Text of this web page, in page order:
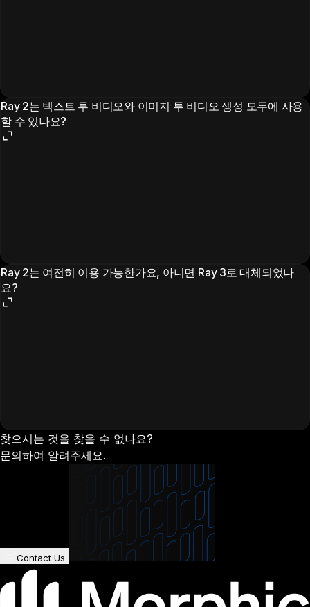
Ray 2는 텍스트 투 비디오와 이미지 투 비디오 생성 모두에 사용
할 수 있나요?
Ray 2는 여전히 이용 가능한가요, 아니면 Ray 3로 대체되었나
요?
찾으시는 것을 찾을 수 없나요?
문의하여 알려주세요.
Contact Us